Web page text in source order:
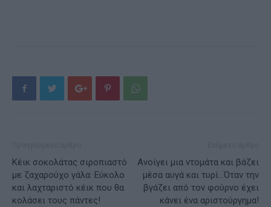
Κέικ σοκολάτας σιροπιαστό
με ζαχαρούχο γάλα: Εύκολο
και λαχταριστό κέικ που θα
κολάσει τους πάντες!
Ανοίγει μια ντομάτα και βάζει
μέσα αυγά και τυρί…Όταν την
βγάζει από τον φούρνο έχει
κάνει ένα αριστούργημα!